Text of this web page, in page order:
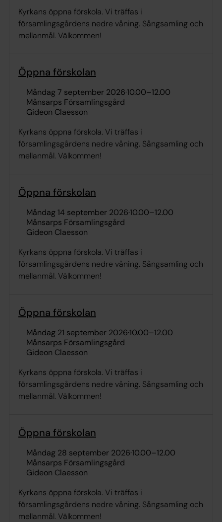
Kyrkans öppna förskola. Vi träffas i
församlingsgårdens nedre våning. Sångsamling och
mellanmål. Välkommen!
Öppna förskolan
måndag 7 september 2026·10.00–12.00
Månsarps Församlingsgård
Gideon Claesson
Kyrkans öppna förskola. Vi träffas i
församlingsgårdens nedre våning. Sångsamling och
mellanmål. Välkommen!
Öppna förskolan
måndag 14 september 2026·10.00–12.00
Månsarps Församlingsgård
Gideon Claesson
Kyrkans öppna förskola. Vi träffas i
församlingsgårdens nedre våning. Sångsamling och
mellanmål. Välkommen!
Öppna förskolan
måndag 21 september 2026·10.00–12.00
Månsarps Församlingsgård
Gideon Claesson
Kyrkans öppna förskola. Vi träffas i
församlingsgårdens nedre våning. Sångsamling och
mellanmål. Välkommen!
Öppna förskolan
måndag 28 september 2026·10.00–12.00
Månsarps Församlingsgård
Gideon Claesson
Kyrkans öppna förskola. Vi träffas i
församlingsgårdens nedre våning. Sångsamling och
mellanmål. Välkommen!